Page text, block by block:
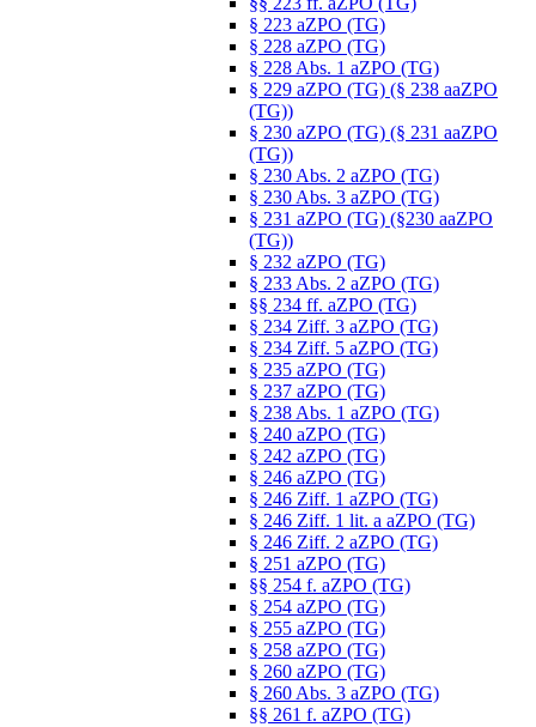
§ 223 aZPO (TG)
§ 228 aZPO (TG)
§ 228 Abs. 1 aZPO (TG)
§ 229 aZPO (TG) (§ 238 aaZPO
(TG))
§ 230 aZPO (TG) (§ 231 aaZPO
(TG))
§ 230 Abs. 2 aZPO (TG)
§ 230 Abs. 3 aZPO (TG)
§ 231 aZPO (TG) (§230 aaZPO
(TG))
§ 232 aZPO (TG)
§ 233 Abs. 2 aZPO (TG)
§§ 234 ff. aZPO (TG)
§ 234 Ziff. 3 aZPO (TG)
§ 234 Ziff. 5 aZPO (TG)
§ 235 aZPO (TG)
§ 237 aZPO (TG)
§ 238 Abs. 1 aZPO (TG)
§ 240 aZPO (TG)
§ 242 aZPO (TG)
§ 246 aZPO (TG)
§ 246 Ziff. 1 aZPO (TG)
§ 246 Ziff. 1 lit. a aZPO (TG)
§ 246 Ziff. 2 aZPO (TG)
§ 251 aZPO (TG)
§§ 254 f. aZPO (TG)
§ 254 aZPO (TG)
§ 255 aZPO (TG)
§ 258 aZPO (TG)
§ 260 aZPO (TG)
§ 260 Abs. 3 aZPO (TG)
§§ 261 f. aZPO (TG)